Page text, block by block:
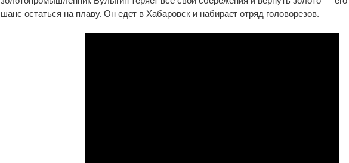
шанс остаться на плаву. Он едет в Хабаровск и набирает отряд головорезов.